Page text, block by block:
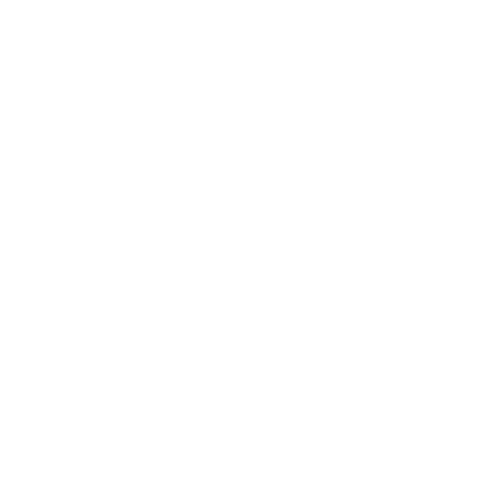
primavera o l'inizio dell'autunno, quando il clima mite e